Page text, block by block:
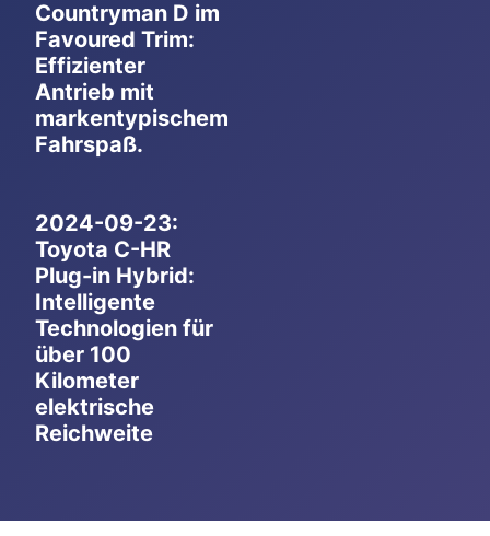
Countryman D im
Favoured Trim:
Effizienter
Antrieb mit
markentypischem
Fahrspaß.
2024-09-23:
Toyota C-HR
Plug-in Hybrid:
Intelligente
Technologien für
über 100
Kilometer
elektrische
Reichweite